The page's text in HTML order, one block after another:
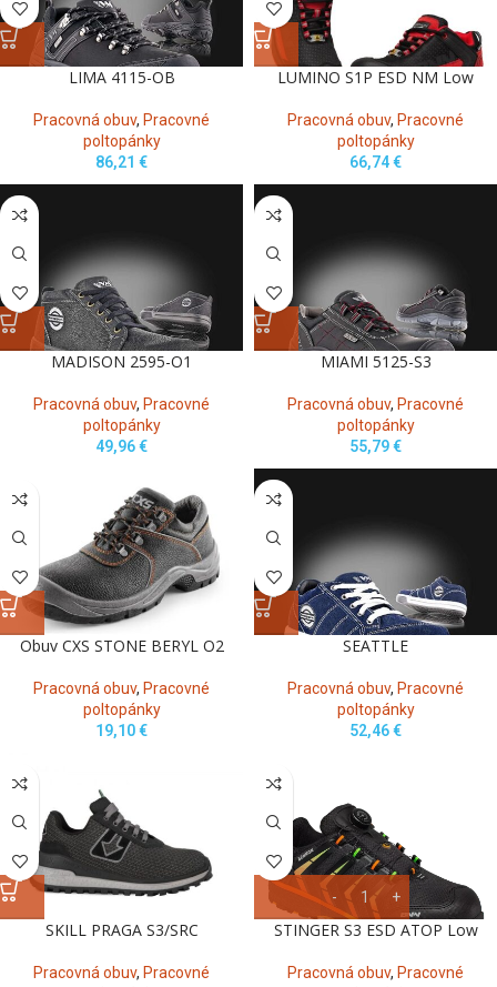
LIMA 4115-OB
Pracovná obuv, Pracovné
poltopánky
86,21 €
LUMINO S1P ESD NM Low
Pracovná obuv, Pracovné
poltopánky
66,74€
MADISON 2595-O1
Pracovná obuv, Pracovné
poltopánky
49,96€
MIAMI 5125-S3
Pracovná obuv, Pracovné
poltopánky
55,79€
Obuv CXS STONE BERYL O2
Pracovná obuv, Pracovné
poltopánky
19,10€
SEATTLE
Pracovná obuv, Pracovné
poltopánky
52,46€
SKILL PRAGA S3/SRC
Pracovná obuv, Pracovné
STINGER S3 ESD ATOP Low
Pracovná obuv, Pracovné